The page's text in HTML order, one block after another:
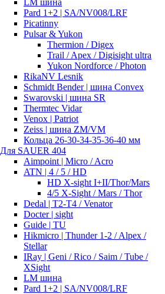
LM шина
Pard 1+2 | SA/NV008/LRF
Picatinny
Pulsar & Yukon
Thermion / Digex
Trail / Apex / Digisight ultra
Yukon Nordforce / Photon
RikaNV Lesnik
Schmidt Bender | шина Convex
Swarovski | шина SR
Thermtec Vidar
Venox | Patriot
Zeiss | шина ZM/VM
Кольца 26-30-34-35-36-40 мм
Для SAUER 404
Aimpoint | Micro / Acro
ATN | 4 / 5 / HD
HD X-sight I+II/Thor/Mars
4/5 X-Sight / Mars / Thor
Dedal | T2-T4 / Venator
Docter | sight
Guide | TU
Hikmicro | Thunder 1-2 / Alpex /
Stellar
IRay | Geni / Rico / Saim / Tube /
XSight
LM шина
Pard 1+2 | SA/NV008/LRF